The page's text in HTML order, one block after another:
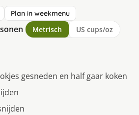
Plan in weekmenu
Metrisch US cups/oz
gesneden en half gaar koken